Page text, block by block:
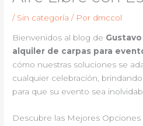
/ Sin categoría / Por dmccol
Bienvenidos al blog de Gustavo
alquiler de carpas para
cómo nuestras soluciones se
cualquier celebración,
para que su evento sea
Descubre las Mejores Opciones